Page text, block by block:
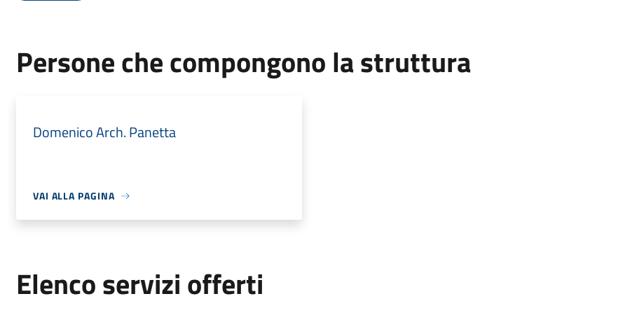
Persone che compongono la struttura
Domenico Arch. Panetta
VAI ALLA PAGINA
Elenco servizi offerti